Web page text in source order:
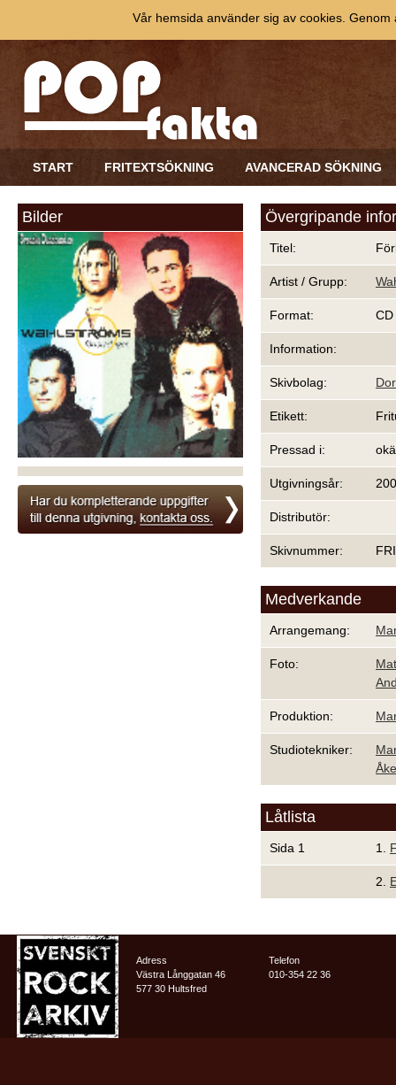
START FRITEXTSÖKNING AVANCERAD SÖKNING
Bilder Övergripande
Titel:
Artist / Grupp:
Format: CD
Information:
Skivbolag:
Etikett:
Pressad i:
Utgivningsår:
Distributör:
Skivnummer:
Medverkande
Arrangemang:
Foto:
Produktion:
Studiotekniker:
Låtlista
Sida 1 1.
2.
Adress
Västra Långgatan 46
577 30 Hultsfred
Telefon
010-354 22 36
Vår hemsida använder sig av cookies.